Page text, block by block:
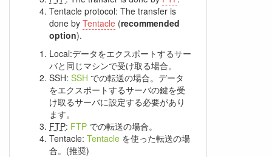
Tentacle protocol: The transfer is
done by Tentacle (recommended
option).
Local:データをエクスポートするサー
バと同じマシンで受け取る場合。
SSH: SSH での転送の場合。データ
をエクスポートするサーバの鍵を受
け取るサーバに設定する必要があり
ます。
FTP: FTP での転送の場合。
Tentacle: Tentacle を使った転送の場
合。(推奨)